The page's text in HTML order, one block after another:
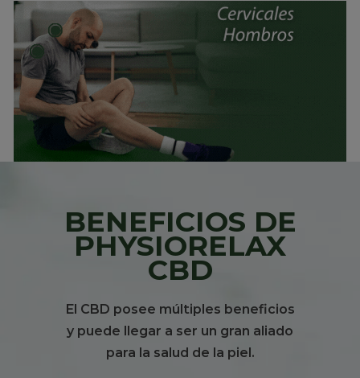
BENEFICIOS DE
PHYSIORELAX
CBD
El CBD posee múltiples beneficios
y puede llegar a ser un gran aliado
para la salud de la piel.